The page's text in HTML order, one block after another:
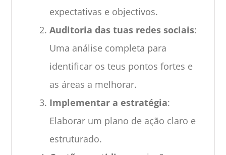
expectativas e objectivos.
Auditoria das tuas redes sociais:
Uma análise completa para
identificar os teus pontos fortes e
as áreas a melhorar.
Implementar a estratégia:
Elaborar um plano de ação claro e
estruturado.